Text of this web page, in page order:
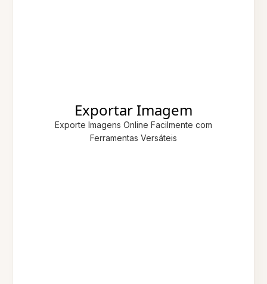
Exportar Imagem
Exporte Imagens Online Facilmente com
Ferramentas Versáteis